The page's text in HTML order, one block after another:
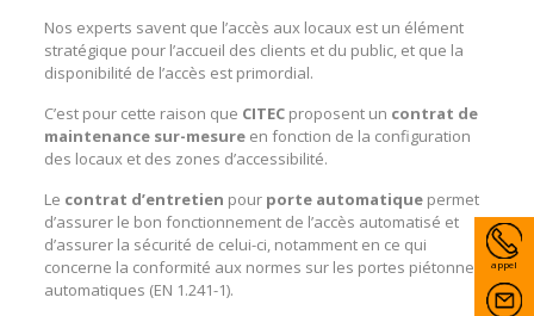
Nos experts savent que l’accès aux locaux est un élément
stratégique pour l’accueil des clients et du public, et que la
disponibilité de l’accès est primordial.
C’est pour cette raison que CITECproposent un contrat de
maintenance sur-mesureen fonction de la configuration
des locaux et des zones d’accessibilité.
Le contrat d’entretien pour porte automatiquepermet
d’assurer le bon fonctionnement de l’accès automatisé et
d’assurer la sécurité de celui-ci, notamment en ce qui
concerne la conformité aux normes sur les portes piétonnes
automatiques (EN 1.241-1).
appel